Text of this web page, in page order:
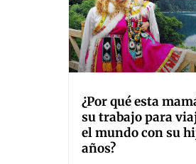
¿Por qué esta
su trabajo para
el mundo con su
años?